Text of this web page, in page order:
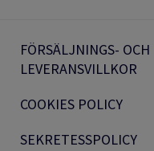
FÖRSÄLJNINGS- OCH
LEVERANSVILLKOR
COOKIES POLICY
SEKRETESSPOLICY